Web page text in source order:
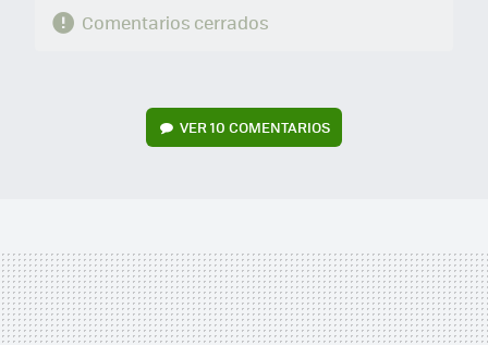
Comentarios cerrados
VER10 COMENTARIOS